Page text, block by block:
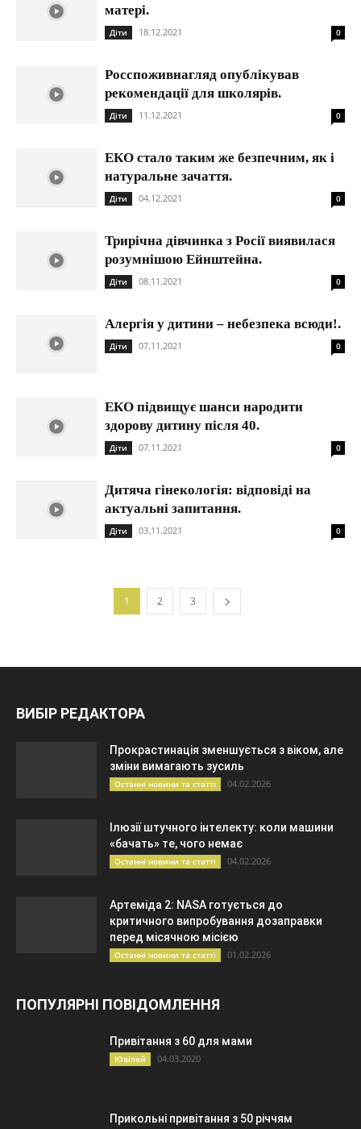
матері.
Діти 18.12.2021 0
Росспоживнагляд опублікував
рекомендації для школярів.
Діти 11.12.2021 0
ЕКО стало таким же безпечним, як і
натуральне зачаття.
Діти 04.12.2021 0
Трирічна дівчинка з Росії виявилася
розумнішою Ейнштейна.
Діти 08.11.2021 0
Алергія у дитини – небезпека всюди!.
Діти 07.11.2021 0
ЕКО підвищує шанси народити
здорову дитину після 40.
Діти 07.11.2021 0
Дитяча гінекологія: відповіді на
актуальні запитання.
Діти 03.11.2021 0
1 2 3
ВИБІР РЕДАКТОРА
Прокрастинація зменшується з віком, але
зміни вимагають зусиль
Останні новини та статті 04.02.2026
Ілюзії штучного інтелекту: коли машини
«бачать» те, чого немає
Останні новини та статті 04.02.2026
Артеміда 2: NASA готується до
критичного випробування дозаправки
перед місячною місією
Останні новини та статті 01.02.2026
ПОПУЛЯРНІ ПОВІДОМЛЕННЯ
Привітання з 60 для мами
Ювілей 04.03.2020
Прикольні привітання з 50 річчям